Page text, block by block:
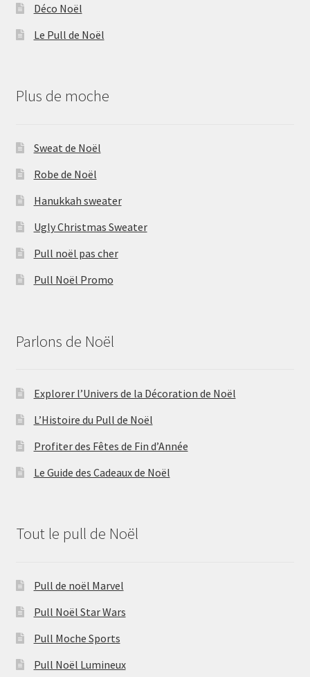
Déco Noël
Le Pull de Noël
Plus de moche
Sweat de Noël
Robe de Noël
Hanukkah sweater
Ugly Christmas Sweater
Pull noël pas cher
Pull Noël Promo
Parlons de Noël
Explorer l’Univers de la Décoration de Noël
L’Histoire du Pull de Noël
Profiter des Fêtes de Fin d’Année
Le Guide des Cadeaux de Noël
Tout le pull de Noël
Pull de noël Marvel
Pull Noël Star Wars
Pull Moche Sports
Pull Noël Lumineux